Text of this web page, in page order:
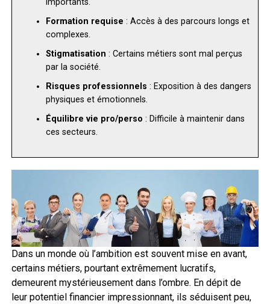
importants.
Formation requise : Accès à des parcours longs et
complexes.
Stigmatisation : Certains métiers sont mal perçus
par la société.
Risques professionnels : Exposition à des dangers
physiques et émotionnels.
Équilibre vie pro/perso : Difficile à maintenir dans
ces secteurs.
Dans un monde où l’ambition est souvent mise en avant,
certains métiers, pourtant extrêmement lucratifs,
demeurent mystérieusement dans l’ombre. En dépit de
leur potentiel financier impressionnant, ils séduisent peu,